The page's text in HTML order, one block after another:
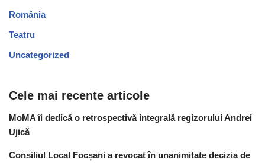
România
Teatru
Uncategorized
Cele mai recente articole
MoMA îi dedică o retrospectivă integrală regizorului Andrei
Ujică
Consiliul Local Focșani a revocat în unanimitate decizia de